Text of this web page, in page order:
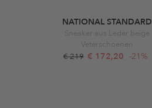
NATIONAL STANDARD
Sneaker aus Leder beige
Veterschoenen
€ 219 € 172,20 -21%